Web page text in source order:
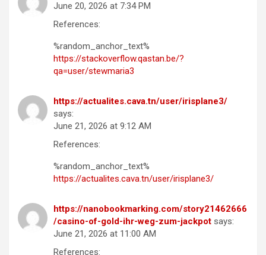
June 20, 2026 at 7:34 PM
References:
%random_anchor_text%
https://stackoverflow.qastan.be/?
qa=user/stewmaria3
https://actualites.cava.tn/user/irisplane3/
says:
June 21, 2026 at 9:12 AM
References:
%random_anchor_text%
https://actualites.cava.tn/user/irisplane3/
https://nanobookmarking.com/story21462666
/casino-of-gold-ihr-weg-zum-jackpot says:
June 21, 2026 at 11:00 AM
References: